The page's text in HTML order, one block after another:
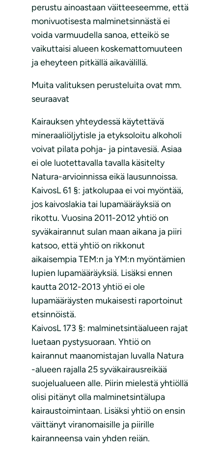
perustu ainoastaan väitteeseemme, että
monivuotisesta malminetsinnästä ei
voida varmuudella sanoa, etteikö se
vaikuttaisi alueen koskemattomuuteen
ja eheyteen pitkällä aikavälillä.
Muita valituksen perusteluita ovat mm.
seuraavat
Kairauksen yhteydessä käytettävä
mineraaliöljytisle ja etyksoloitu alkoholi
voivat pilata pohja- ja pintavesiä. Asiaa
ei ole luotettavalla tavalla käsitelty
Natura-arvioinnissa eikä lausunnoissa.
KaivosL 61 §: jatkolupaa ei voi myöntää,
jos kaivoslakia tai lupamääräyksiä on
rikottu. Vuosina 2011-2012 yhtiö on
syväkairannut sulan maan aikana ja piiri
katsoo, että yhtiö on rikkonut
aikaisempia TEM:n ja YM:n myöntämien
lupien lupamääräyksiä. Lisäksi ennen
kautta 2012-2013 yhtiö ei ole
lupamääräysten mukaisesti raportoinut
etsinnöistä.
KaivosL 173 §: malminetsintäalueen rajat
luetaan pystysuoraan. Yhtiö on
kairannut maanomistajan luvalla Natura
-alueen rajalla 25 syväkairausreikää
suojelualueen alle. Piirin mielestä yhtiöllä
olisi pitänyt olla malminetsintälupa
kairaustoimintaan. Lisäksi yhtiö on ensin
väittänyt viranomaisille ja piirille
kairanneensa vain yhden reiän.